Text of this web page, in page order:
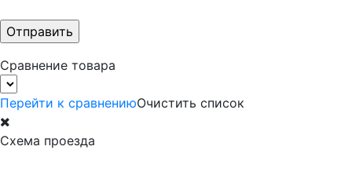
Сравнение товара
Перейти к сравнениюОчистить список
Схема проезда